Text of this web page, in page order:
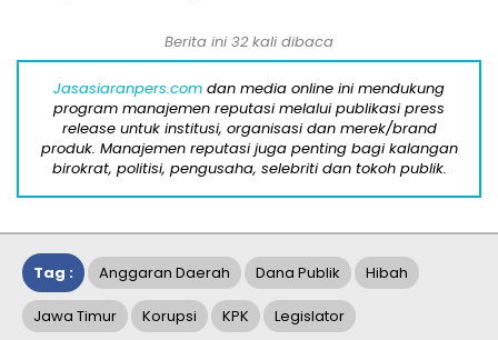
Berita ini 32 kali dibaca
Jasasiaranpers.com dan media online ini mendukung
program manajemen reputasi melalui publikasi press
release untuk institusi, organisasi dan merek/brand
produk. Manajemen reputasi juga penting bagi kalangan
birokrat, politisi, pengusaha, selebriti dan tokoh publik.
Tag : Anggaran Daerah Dana Publik Hibah
Jawa Timur Korupsi KPK Legislator